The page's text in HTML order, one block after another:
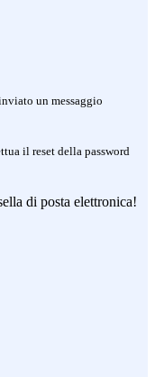
un messaggio
il reset della password
di posta elettronica!